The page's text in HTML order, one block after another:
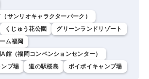
サンリオキャラクターパーク）
くじゅう花公園
グリーンランドリゾート
ム福岡
館（福岡コンベンションセンター）
プ場
道の駅桜島 ボイボイキャンプ場